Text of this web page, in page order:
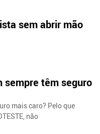
sem abrir mão
sempre têm seguro
mais caro? Pelo que
não